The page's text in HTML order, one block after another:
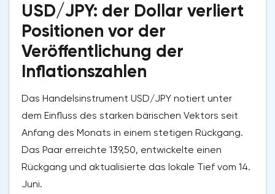
USD/JPY: der Dollar verliert
Positionen vor der
Veröffentlichung der
Inflationszahlen
Das Handelsinstrument USD/JPY notiert unter
dem Einfluss des starken bärischen Vektors seit
Anfang des Monats in einem stetigen Rückgang.
Das Paar erreichte 139,50, entwickelte einen
Rückgang und aktualisierte das lokale Tief vom 14.
Juni.